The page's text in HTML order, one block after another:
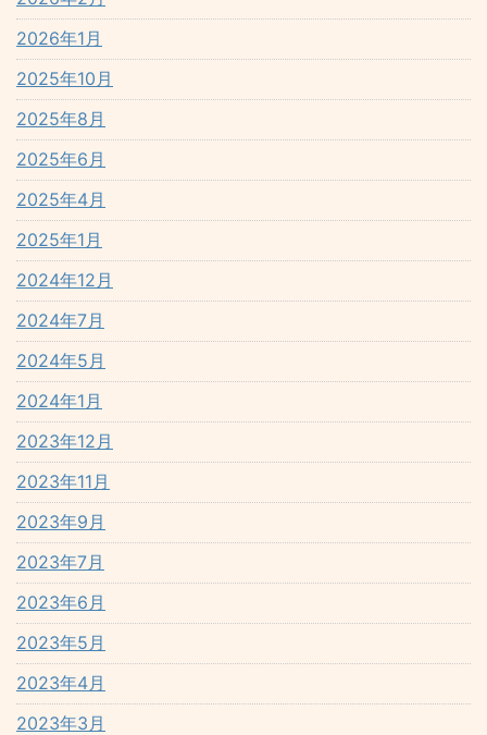
2026年1月
2025年10月
2025年8月
2025年6月
2025年4月
2025年1月
2024年12月
2024年7月
2024年5月
2024年1月
2023年12月
2023年11月
2023年9月
2023年7月
2023年6月
2023年5月
2023年4月
2023年3月